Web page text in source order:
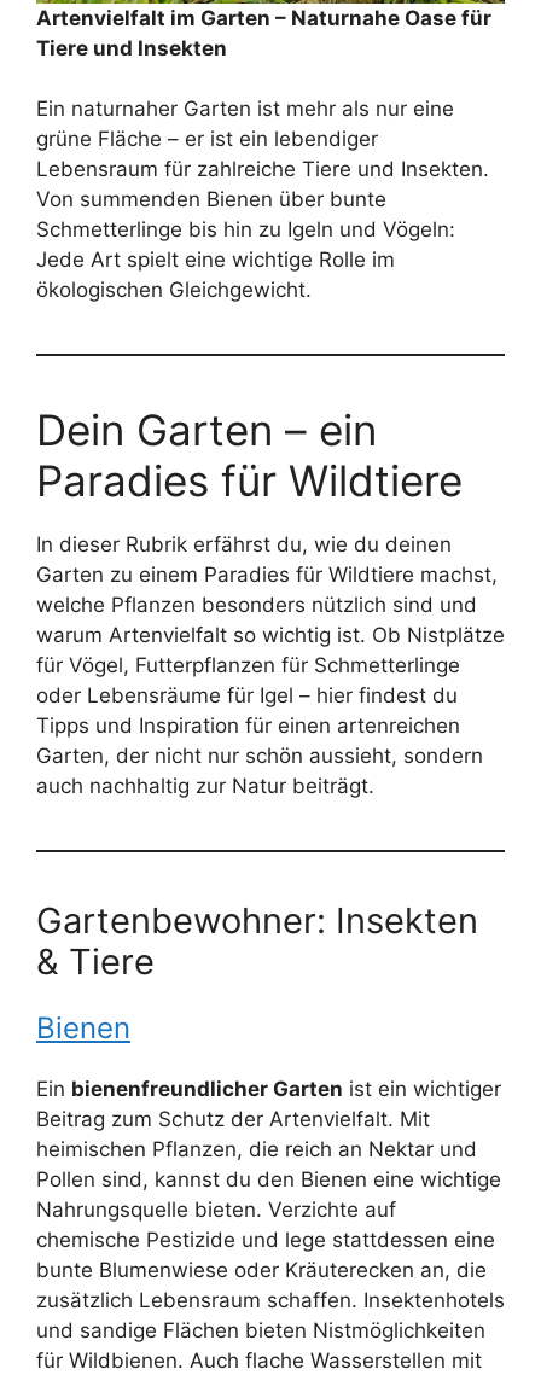
Artenvielfalt im Garten – Naturnahe Oase für
Tiere und Insekten
Ein naturnaher Garten ist mehr als nur eine
grüne Fläche – er ist ein lebendiger
Lebensraum für zahlreiche Tiere und Insekten.
Von summenden Bienen über bunte
Schmetterlinge bis hin zu Igeln und Vögeln:
Jede Art spielt eine wichtige Rolle im
ökologischen Gleichgewicht.
Dein Garten – ein
Paradies für Wildtiere
In dieser Rubrik erfährst du, wie du deinen
Garten zu einem Paradies für Wildtiere machst,
welche Pflanzen besonders nützlich sind und
warum Artenvielfalt so wichtig ist. Ob Nistplätze
für Vögel, Futterpflanzen für Schmetterlinge
oder Lebensräume für Igel – hier findest du
Tipps und Inspiration für einen artenreichen
Garten, der nicht nur schön aussieht, sondern
auch nachhaltig zur Natur beiträgt.
Gartenbewohner: Insekten
& Tiere
Bienen
Ein bienenfreundlicher Garten ist ein wichtiger
Beitrag zum Schutz der Artenvielfalt. Mit
heimischen Pflanzen, die reich an Nektar und
Pollen sind, kannst du den Bienen eine wichtige
Nahrungsquelle bieten. Verzichte auf
chemische Pestizide und lege stattdessen eine
bunte Blumenwiese oder Kräuterecken an, die
zusätzlich Lebensraum schaffen. Insektenhotels
und sandige Flächen bieten Nistmöglichkeiten
für Wildbienen. Auch flache Wasserstellen mit